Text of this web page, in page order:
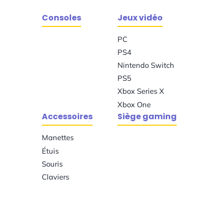
Consoles Jeux vidéo
PC
PS4
Nintendo Switch
PS5
Xbox Series X
Xbox One
Accessoires
Manettes
Étuis
Souris
Claviers
Siège gaming